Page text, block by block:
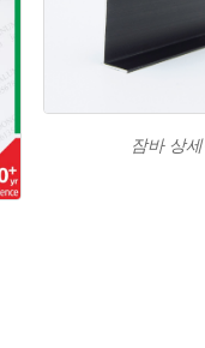
잠바 상